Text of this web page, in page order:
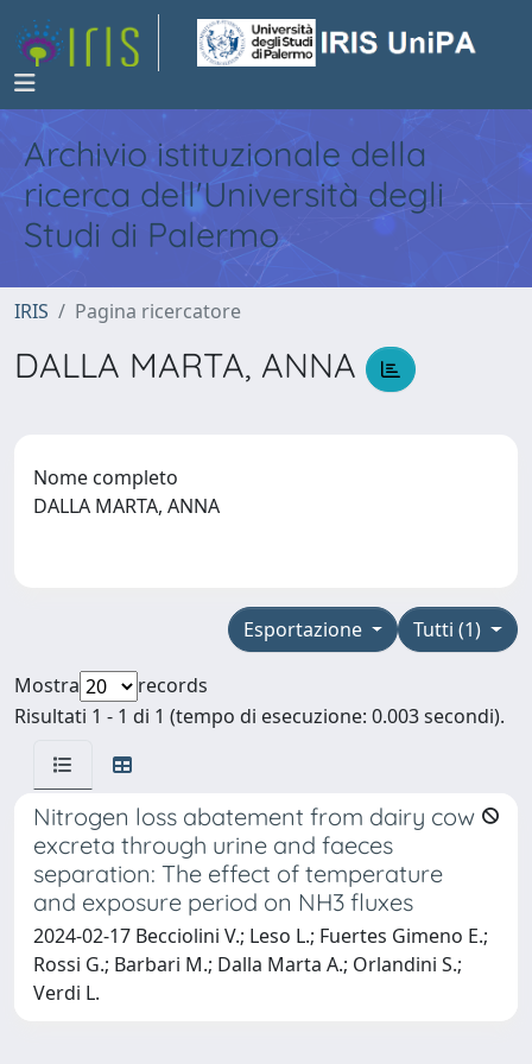
Archivio istituzionale della
ricerca dell'Università degli
Studi di Palermo
IRIS Pagina ricercatore
DALLA MARTA, ANNA
Nome completo
DALLA MARTA, ANNA
Tutti (1)
Esportazione
Mostra
records
Risultati 1 - 1 di 1 (tempo di esecuzione: 0.003 secondi).
Nitrogen loss abatement from dairy cow
excreta through urine and faeces
separation: The effect of temperature
and exposure period on NH3 fluxes
2024-02-17 Becciolini V.; Leso L.; Fuertes Gimeno E.;
Rossi G.; Barbari M.; Dalla Marta A.; Orlandini S.;
Verdi L.